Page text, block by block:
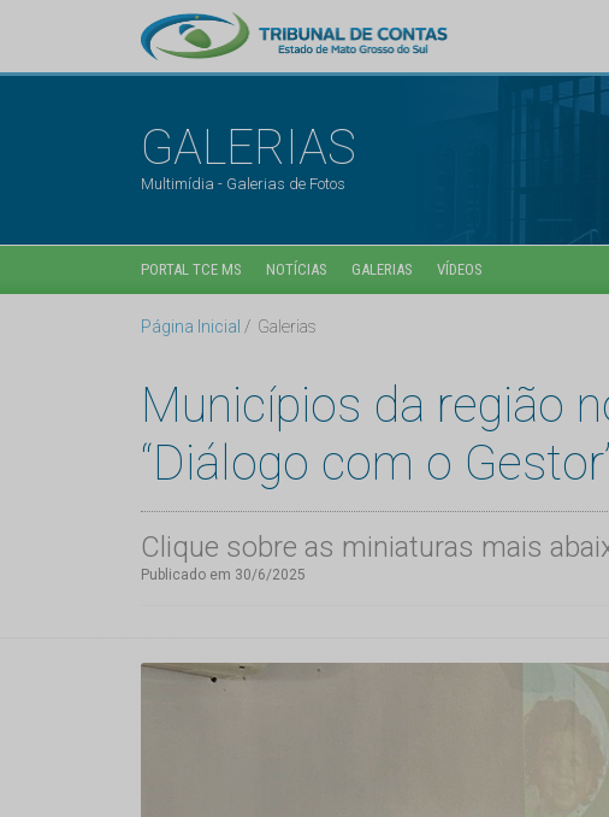
GALERIAS
Multimídia - Galerias de Fotos
PORTAL TCE MS NOTÍCIAS GALERIAS VÍDEOS
Página Inicial Galerias
Municípios da região
“Diálogo com o
Clique sobre as miniaturas mais
Publicado em 30/6/2025